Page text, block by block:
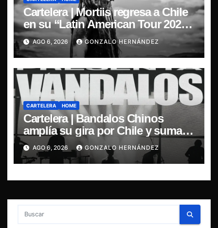
Cartelera | Mortiis regresa a Chile
en su “Latin American Tour 2026”
y exclusivo show en Sala RBX
AGO 6, 2026 GONZALO HERNÁNDEZ
CARTELERA HOME
Cartelera | Bandalos Chinos
amplía su gira por Chile y suma
concierto en Concepción
AGO 6, 2026 GONZALO HERNÁNDEZ